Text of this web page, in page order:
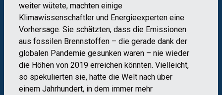
weiter wütete, machten einige
Klimawissenschaftler und Energieexperten eine
Vorhersage. Sie schätzten, dass die Emissionen
aus fossilen Brennstoffen – die gerade dank der
globalen Pandemie gesunken waren – nie wieder
die Höhen von 2019 erreichen könnten. Vielleicht,
so spekulierten sie, hatte die Welt nach über
einem Jahrhundert, in dem immer mehr